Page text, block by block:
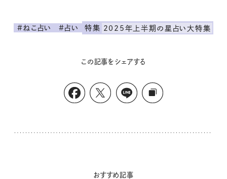
#ねこ占い #占い 特集 2025年上半期の星占い大特集
この記事をシェアする
おすすめ記事